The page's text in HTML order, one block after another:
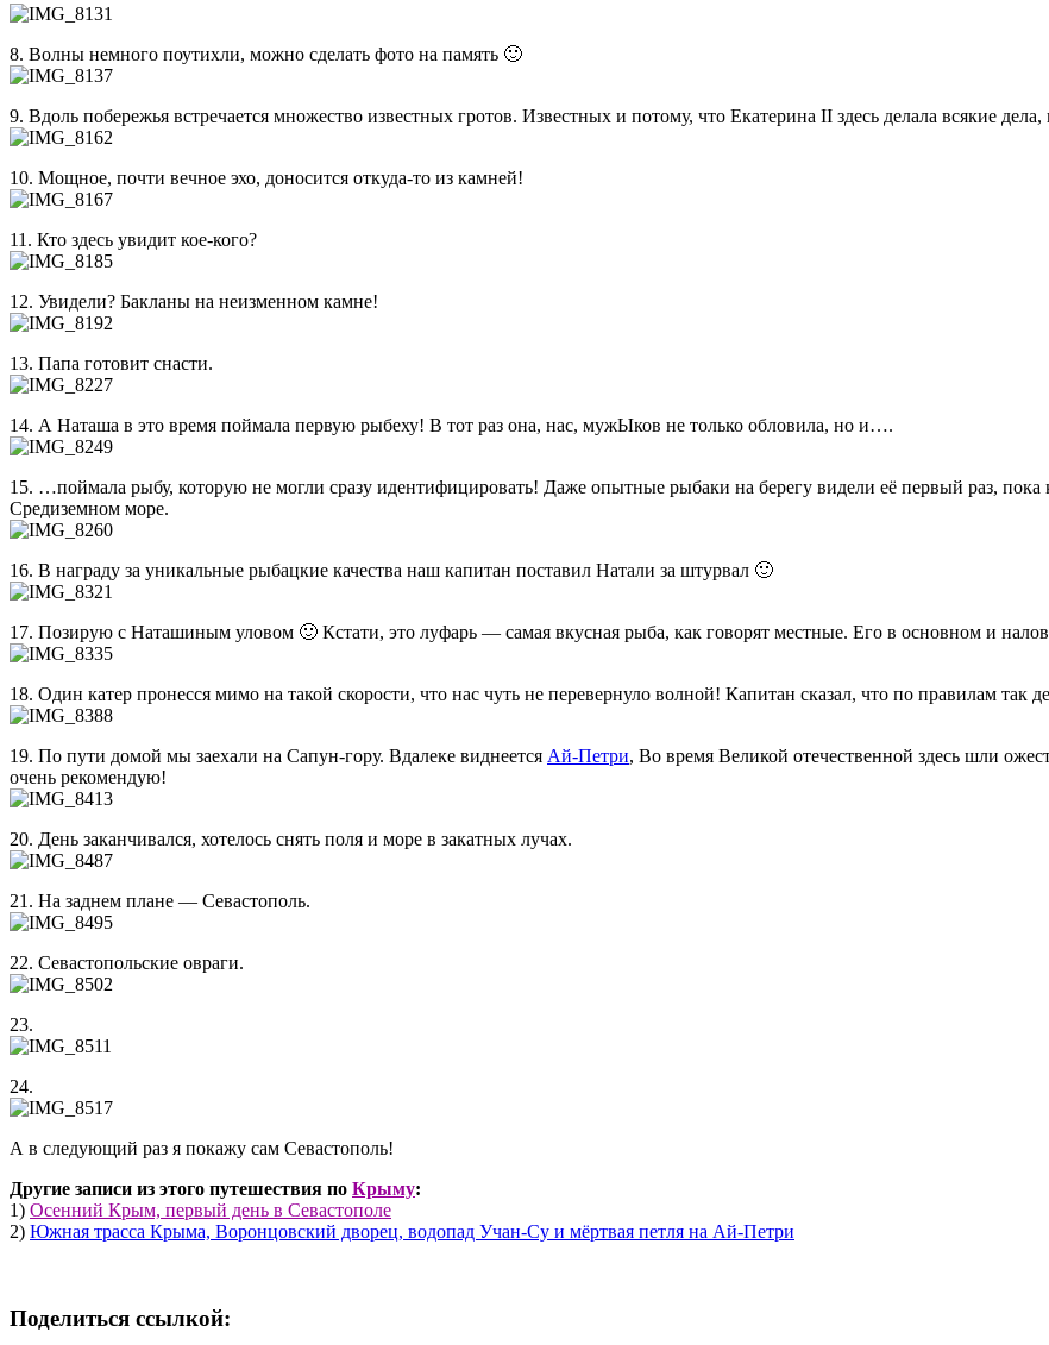
8. Волны немного поутихли, можно сделать фото на память 🙂
9. Вдоль побережья встречается множество известных гротов. Известных и потому, что Екатерина II здесь делала всякие
10. Мощное, почти вечное эхо, доносится откуда-то из камней!
11. Кто здесь увидит кое-кого?
12. Увидели? Бакланы на неизменном камне!
13. Папа готовит снасти.
14. А Наташа в это время поймала первую рыбеху! В тот раз она, нас, мужЫков не только обловила, но и….
15. …поймала рыбу, которую не могли сразу идентифицировать! Даже опытные рыбаки на берегу видели её первый раз, пока
Средиземном море.
16. В награду за уникальные рыбацкие качества наш капитан поставил Натали за штурвал 🙂
17. Позирую с Наташиным уловом 🙂 Кстати, это луфарь — самая вкусная рыба, как говорят местные. Его в основном и
18. Один катер пронесся мимо на такой скорости, что нас чуть не перевернуло волной! Капитан сказал, что по правилам так
19. По пути домой мы заехали на Сапун-гору. Вдалеке виднеется Ай-Петри, Во время Великой отечественной здесь шли
очень рекомендую!
20. День заканчивался, хотелось снять поля и море в закатных лучах.
21. На заднем плане — Севастополь.
22. Севастопольские овраги.
23.
24.
А в следующий раз я покажу сам Севастополь!
Другие записи из этого путешествия по Крыму:
1) Осенний Крым, первый день в Севастополе
2) Южная трасса Крыма, Воронцовский дворец, водопад Учан-Су и мёртвая петля на Ай-Петри
Поделиться ссылкой: